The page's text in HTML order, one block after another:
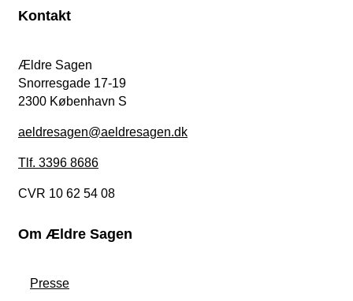
Kontakt
Ældre Sagen
Snorresgade 17-19
2300 København S
aeldresagen@aeldresagen.dk
Tlf. 3396 8686
CVR 10 62 54 08
Om Ældre Sagen
Presse